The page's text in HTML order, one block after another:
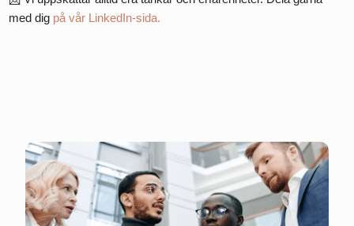
med dig på vår LinkedIn-sida.